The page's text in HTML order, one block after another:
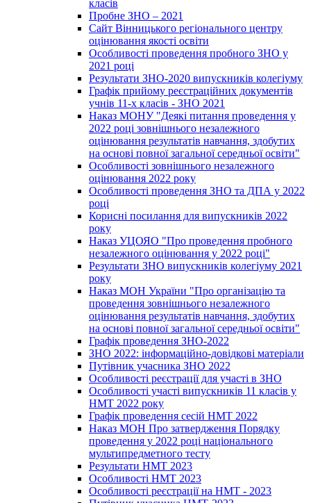
класів
Пробне ЗНО – 2021
Сайт Вінницького регіонального центру
оцінювання якості освіти
Особливості проведення пробного ЗНО у
2021 році
Результати ЗНО-2020 випускників колегіуму
Графік прийому реєстраційних документів
учнів 11-х класів - ЗНО 2021
Наказ МОНУ "Деякі питання проведення у
2022 році зовнішнього незалежного
оцінювання результатів навчання, здобутих
на основі повної загальної середньої освіти"
Особливості зовнішнього незалежного
оцінювання 2022 року
Особливості проведення ЗНО та ДПА у 2022
році
Корисні посилання для випускників 2022
року
Наказ УЦОЯО "Про проведення пробного
незалежного оцінювання у 2022 році"
Результати ЗНО випускників колегіуму 2021
року
Наказ МОН України "Про організацію та
проведення зовнішнього незалежного
оцінювання результатів навчання, здобутих
на основі повної загальної середньої освіти"
Графік проведення ЗНО-2022
ЗНО 2022: інформаційно-довідкові матеріали
Путівник учасника ЗНО 2022
Особливості реєстрації для участі в ЗНО
Особливості участі випускників 11 класів у
НМТ 2022 року
Графік проведення сесій НМТ 2022
Наказ МОН Про затвердження Порядку
проведення у 2022 році національного
мультипредметного тесту
Результати НМТ 2023
Особливості НМТ 2023
Особливості реєстрації на НМТ - 2023